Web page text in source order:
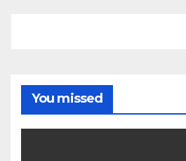
You missed